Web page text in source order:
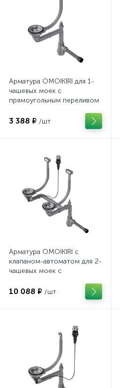
Арматура OMOIKIRI для 1-
чашевых моек с
прямоугольным переливом
3 388 ₽ /шт
Арматура OMOIKIRI с
клапаном-автоматом для 2-
чашевых моек с
переливами WK-2-A
10 088 ₽ /шт